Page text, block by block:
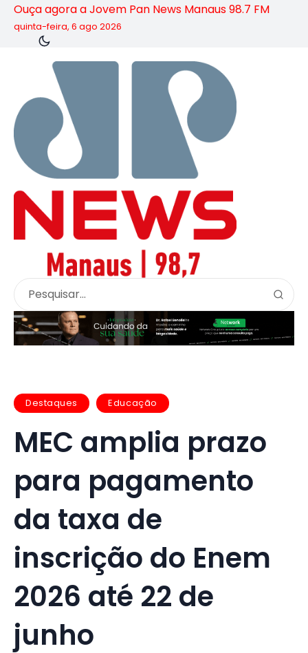
Ouça agora a Jovem Pan News Manaus 98.7 FM
quinta-feira, 6 ago 2026
Destaques Educação
MEC amplia prazo
para pagamento
da taxa de
inscrição do Enem
2026 até 22 de
junho